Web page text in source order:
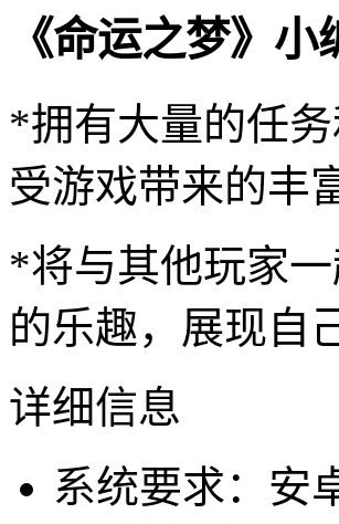
《命运之梦》小
*拥有大量的任
受游戏带来的丰
*将与其他玩家
的乐趣，展现自
详细信息
系统要求：安